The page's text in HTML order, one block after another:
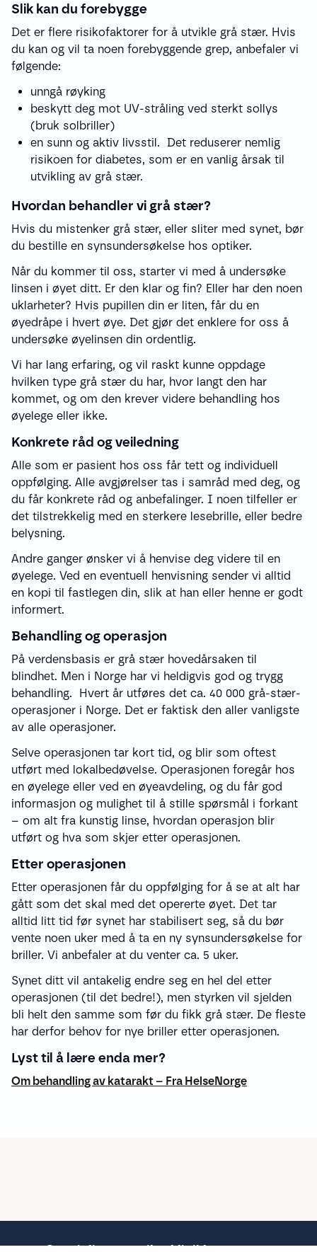
Slik kan du forebygge
Det er flere risikofaktorer for å utvikle grå stær. Hvis
du kan og vil ta noen forebyggende grep, anbefaler vi
følgende:
unngå røyking
beskytt deg mot UV-stråling ved sterkt sollys
(bruk solbriller)
en sunn og aktiv livsstil. Det reduserer nemlig
risikoen for diabetes, som er en vanlig årsak til
utvikling av grå stær.
Hvordan behandler vi grå stær?
Hvis du mistenker grå stær, eller sliter med synet, bør
du bestille en synsundersøkelse hos optiker.
Når du kommer til oss, starter vi med å undersøke
linsen i øyet ditt. Er den klar og fin? Eller har den noen
uklarheter? Hvis pupillen din er liten, får du en
øyedråpe i hvert øye. Det gjør det enklere for oss å
undersøke øyelinsen din ordentlig.
Vi har lang erfaring, og vil raskt kunne oppdage
hvilken type grå stær du har, hvor langt den har
kommet, og om den krever videre behandling hos
øyelege eller ikke.
Konkrete råd og veiledning
Alle som er pasient hos oss får tett og individuell
oppfølging. Alle avgjørelser tas i samråd med deg, og
du får konkrete råd og anbefalinger. I noen tilfeller er
det tilstrekkelig med en sterkere lesebrille, eller bedre
belysning.
Andre ganger ønsker vi å henvise deg videre til en
øyelege. Ved en eventuell henvisning sender vi alltid
en kopi til fastlegen din, slik at han eller henne er godt
informert.
Behandling og operasjon
På verdensbasis er grå stær hovedårsaken til
blindhet. Men i Norge har vi heldigvis god og trygg
behandling. Hvert år utføres det ca. 40 000 grå-stær-
operasjoner i Norge. Det er faktisk den aller vanligste
av alle operasjoner.
Selve operasjonen tar kort tid, og blir som oftest
utført med lokalbedøvelse. Operasjonen foregår hos
en øyelege eller ved en øyeavdeling, og du får god
informasjon og mulighet til å stille spørsmål i forkant
– om alt fra kunstig linse, hvordan operasjon blir
utført og hva som skjer etter operasjonen.
Etter operasjonen
Etter operasjonen får du oppfølging for å se at alt har
gått som det skal med det opererte øyet. Det tar
alltid litt tid før synet har stabilisert seg, så du bør
vente noen uker med å ta en ny synsundersøkelse for
briller. Vi anbefaler at du venter ca. 5 uker.
Synet ditt vil antakelig endre seg en hel del etter
operasjonen (til det bedre!), men styrken vil sjelden
bli helt den samme som før du fikk grå stær. De fleste
har derfor behov for nye briller etter operasjonen.
Lyst til å lære enda mer?
Om behandling av katarakt – Fra HelseNorge